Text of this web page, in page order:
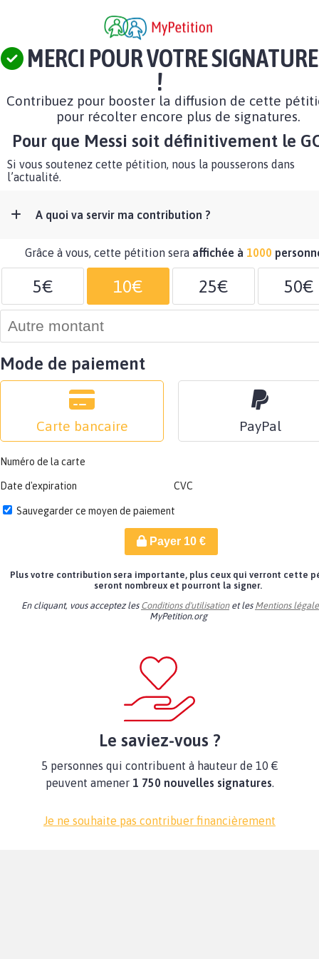
MERCI POUR VOTRE SIGNATURE
!
Contribuez pour booster la diffusion de cette
pour récolter encore plus de signatures.
Pour que Messi soit définitivement le
Si vous soutenez cette pétition, nous la pousserons dans
l’actualité.
A quoi va servir ma contribution ?
Grâce à vous, cette pétition sera affichée à 1000
5€ 10€ 25€ 50€
Mode de paiement
Carte bancaire PayPal
Numéro de la carte
Date d'expiration CVC
Sauvegarder ce moyen de paiement
Payer 10€
Plus votre contribution sera importante, plus ceux qui verront cette
seront nombreux et pourront la signer.
En cliquant, vous acceptez les Conditions d'utilisationet les Mentions
MyPetition.org
Le saviez-vous ?
5 personnes qui contribuent à hauteur de 10 €
peuvent amener 1 750 nouvelles signatures.
Je ne souhaite pas contribuer financièrement